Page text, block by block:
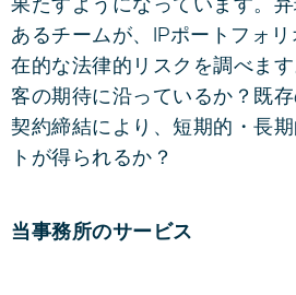
果たすようになっています。
あるチームが、IPポートフォ
在的な法律的リスクを調べま
客の期待に沿っているか？既
契約締結により、短期的・長
トが得られるか？
当事務所のサービス